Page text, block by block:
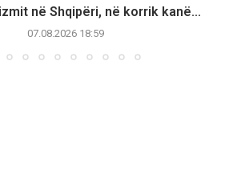
në Shqipëri, në korrik kanë...
07.08.2026 18:59